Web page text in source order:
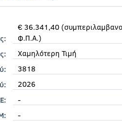
€ 36.341,40
Φ.Π.Α.)
Χαμηλότερη Τιμή
3818
2026
-
-